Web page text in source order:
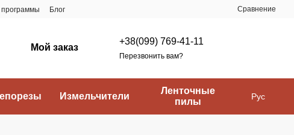
Блог Сравнение
Мой заказ
+38(099) 769-41-11
Перезвонить вам?
Измельчители
Ленточные
пилы
Рус